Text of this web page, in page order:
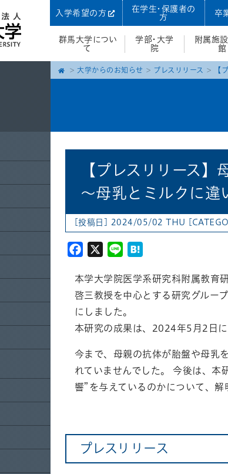
入学希望の方
在学生・保護者の
方
卒
群馬大学につい
て
学部・大学
院
附属施設
館
大学からのお知らせ プレスリリース 【
【プレスリリース
～母乳とミルクに違
[投稿日] 2024/05/02 THU
Facebook
X Line
本学大学院医学系研究科附属教育
啓三教授を中心とする研究グルー
にしました。
本研究の成果は、2024年5月2日
今まで、母親の抗体が胎盤や母乳
れていませんでした。 今後は、本
響”を与えているのかについて、解
プレスリリース